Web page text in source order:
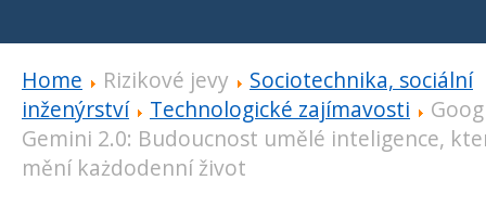
Home Rizikové jevy
Sociotechnika, sociální
inženýrství
Technologické zajímavosti
Gemini 2.0: Budoucnost umělé inteligence,
mění każdodenní život